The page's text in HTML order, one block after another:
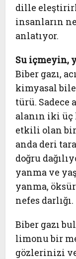
dille
insanların
anlatıyor.
Su içmeyin,
Biber gazı,
kimyasal
türü. Sadece
alanın iki üç
etkili olan bir
anda deri
doğru
yanma ve
yanma,
nefes darlığı.
Biber gazı
limonu bir
gözlerinizi